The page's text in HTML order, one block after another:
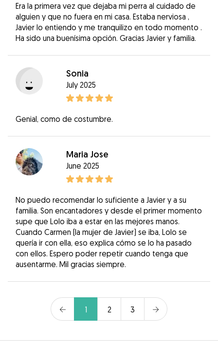
Era la primera vez que dejaba mi perra al cuidado de
alguien y que no fuera en mi casa. Estaba nerviosa ,
Javier lo entiendo y me tranquilizo en todo momento .
Ha sido una buenísima opción. Gracias Javier y familia.
Sonia
July 2025
Genial, como de costumbre.
Maria Jose
June 2025
No puedo recomendar lo suficiente a Javier y a su
familia. Son encantadores y desde el primer momento
supe que Lolo iba a estar en las mejores manos.
Cuando Carmen (la mujer de Javier) se iba, Lolo se
quería ir con ella, eso explica cómo se lo ha pasado
con ellos. Espero poder repetir cuando tenga que
ausentarme. Mil gracias siempre.
1 2 3